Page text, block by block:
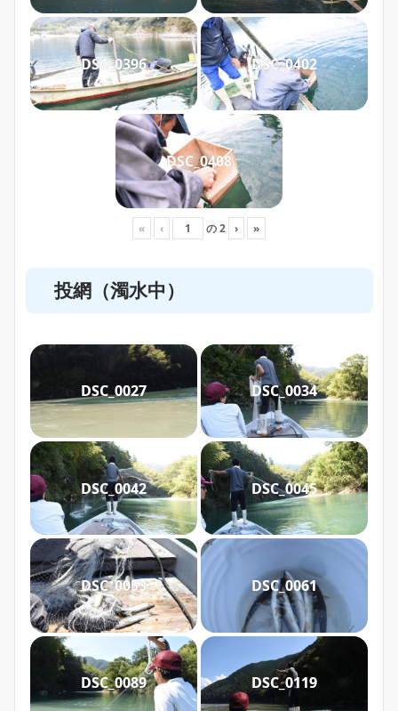
DSC_0396 DSC_0402
DSC_0408
« ‹ の2 › »
投網（濁水中）
DSC_0027 DSC_0034
DSC_0042 DSC_0045
DSC_0053 DSC_0061
DSC_0089 DSC_0119